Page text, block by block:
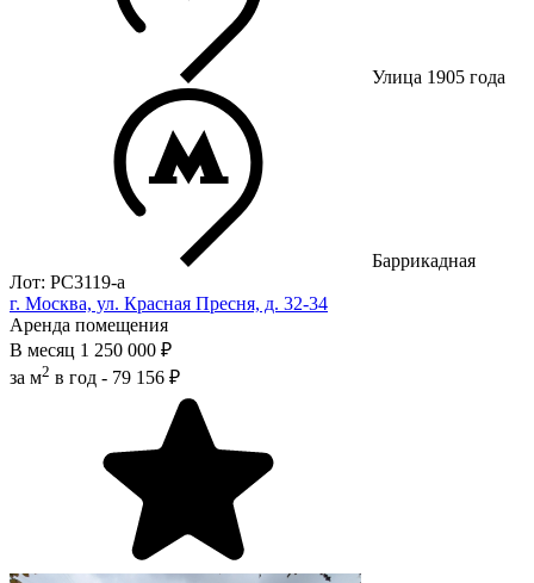
Улица 1905 года
Баррикадная
Лот: РС3119-a
г. Москва, ул. Красная Пресня, д. 32-34
Аренда помещения
В месяц 1 250 000 ₽
за м2 в год - 79 156 ₽